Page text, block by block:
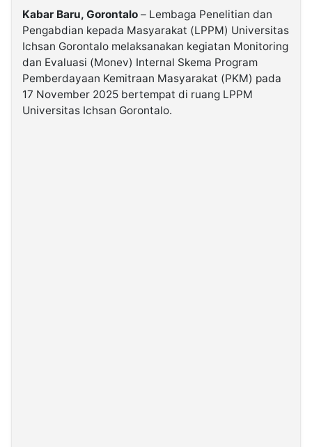
Kabarbaru.co
2026
Kabarbaru
Media
Kabar Baru, Gorontalo – Lembaga Penelitian dan
Pengabdian kepada Masyarakat (LPPM) Universitas
Ichsan Gorontalo melaksanakan kegiatan Monitoring
dan Evaluasi (Monev) Internal Skema Program
Pemberdayaan Kemitraan Masyarakat (PKM) pada
17 November 2025 bertempat di ruang LPPM
Universitas Ichsan Gorontalo.